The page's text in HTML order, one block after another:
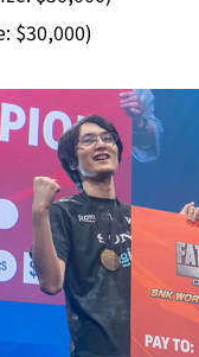
$30,000)